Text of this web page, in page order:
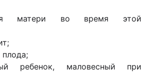
матери во время этой
ребенок, маловесный при